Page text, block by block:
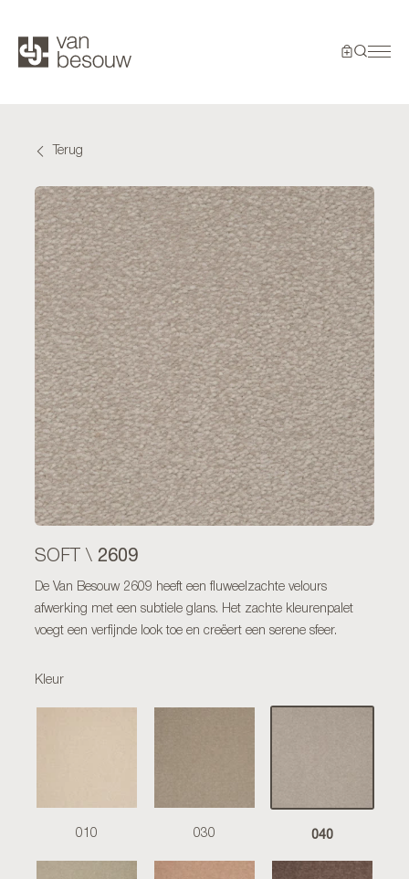
Terug
SOFT \ 2609
De Van Besouw 2609 heeft een fluweelzachte velours
afwerking met een subtiele glans. Het zachte kleurenpalet
voegt een verfijnde look toe en creëert een serene sfeer.
Kleur
010 030 040